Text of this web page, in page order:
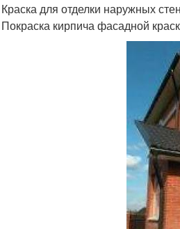
Краска для отделки наружных стен
Покраска кирпича фасадной